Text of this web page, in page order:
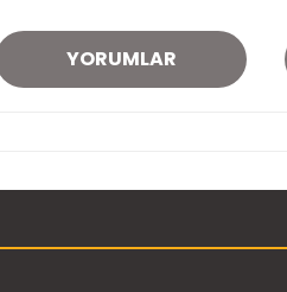
YORUMLAR
Bu ürüne ilk